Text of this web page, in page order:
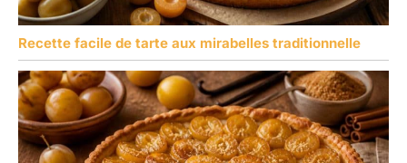
Recette facile de tarte aux mirabelles traditionnelle